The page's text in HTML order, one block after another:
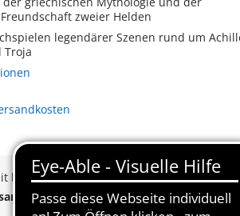
zweier Helden
legendärer Szenen rund um
Troja
beträgt derzeit 3 bis 6 Werktage
ab65€